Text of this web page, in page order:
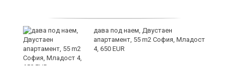
дава под наем, Двустаен
апартамент, 55 m2 София, Младост
4, 650 EUR